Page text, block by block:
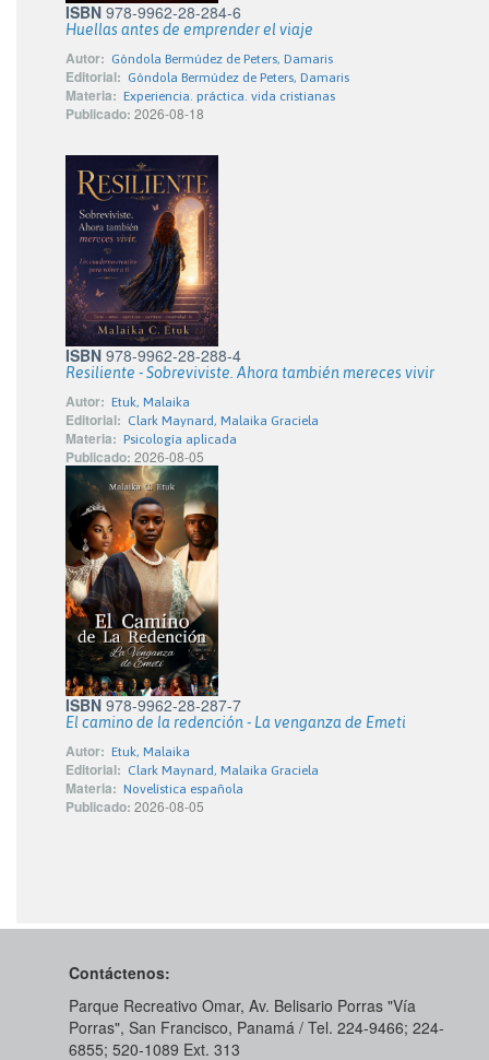
ISBN 978-9962-28-284-6
Huellas antes de emprender el viaje
Autor: Góndola Bermúdez de Peters, Damaris
Editorial: Góndola Bermúdez de Peters, Damaris
Materia: Experiencia. práctica. vida cristianas
Publicado: 2026-08-18
ISBN 978-9962-28-288-4
Resiliente - Sobreviviste. Ahora también mereces vivir
Autor: Etuk, Malaika
Editorial: Clark Maynard, Malaika Graciela
Materia: Psicología aplicada
Publicado: 2026-08-05
ISBN 978-9962-28-287-7
El camino de la redención - La venganza de Emeti
Autor: Etuk, Malaika
Editorial: Clark Maynard, Malaika Graciela
Materia: Novelística española
Publicado: 2026-08-05
Contáctenos:
Parque Recreativo Omar, Av. Belisario Porras "Vía
Porras", San Francisco, Panamá / Tel. 224-9466; 224-
6855; 520-1089​ Ext. 313